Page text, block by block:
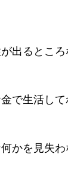
出るところ
で生活し
かを見失